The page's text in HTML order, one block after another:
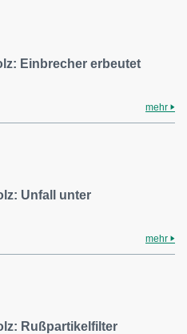
Einbrecher erbeutet
mehr
Unfall unter
mehr
Rußpartikelfilter